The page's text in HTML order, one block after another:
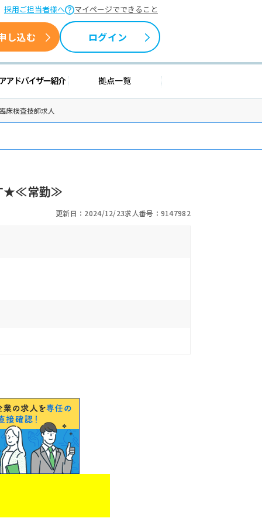
採用ご担当者様へ マイページでできること
し込む ログイン
情報 キャリアアドバイザー紹介拠点一覧
床検査技師求人
す★≪常勤≫
更新日：2024/12/23求人番号：9147982